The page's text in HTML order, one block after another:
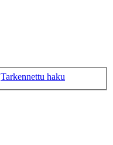
Tarkennettu haku